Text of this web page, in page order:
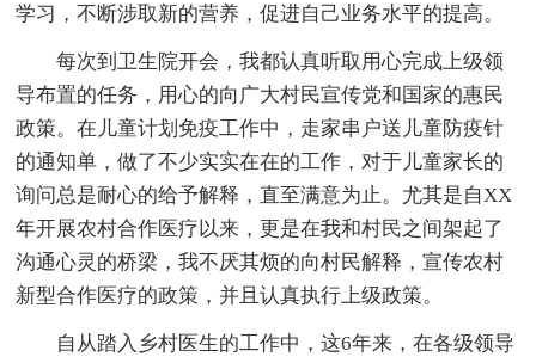
学习，不断涉取新的营养，促进自己业务水平的提高。
每次到卫生院开会，我都认真听取用心完成上级领
导布置的任务，用心的向广大村民宣传党和国家的惠民
政策。在儿童计划免疫工作中，走家串户送儿童防疫针
的通知单，做了不少实实在在的工作，对于儿童家长的
询问总是耐心的给予解释，直至满意为止。尤其是自XX
年开展农村合作医疗以来，更是在我和村民之间架起了
沟通心灵的桥梁，我不厌其烦的向村民解释，宣传农村
新型合作医疗的政策，并且认真执行上级政策。
自从踏入乡村医生的工作中，这6年来，在各级领导